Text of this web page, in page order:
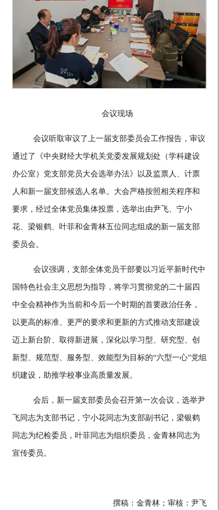
会议现场
会议听取审议了上一届支部委员会工作报告，审议
通过了《中央财经大学机关党委发展规划处（学科建设
办公室）党支部党员大会选举办法》以及监票人、计票
人和新一届支部候选人名单。大会严格按照相关程序和
要求 ，经过全体党员集体投票，选举出由尹飞 宁小
花 梁银鹤 叶菲和金青林五位同志组成的新一届支部
委员会。
会议强调，支部全体党员干部要以习近平新时代中
国特色社会主义思想为指导，将学习贯彻党的二十届四
中全会精神作为当前和今后一个时期的首要政治任务，
以更高的标准、更严的要求和更新的方式推动支部建设
迈上新台阶、取得新进展，深化以学习型、研究型、创
新型、规范型、服务型、效能型为目标的“六型一心”党组
织建设，助推学校事业高质量发展。
会后，新一届支部委员会召开第一次会议，选举尹
飞同志为支部书记， 宁小花同志为支部副书记，梁银鹤
同志为纪检委员， 叶菲同志为组织委员， 金青林同志为
宣传委员。
撰稿：金青林；审核：尹飞